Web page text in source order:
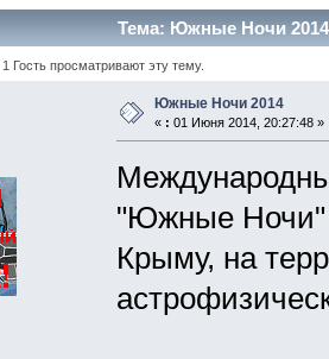
Тема: Южные Ночи 2014
Гость просматривают эту тему.
Южные Ночи 2014
« : 01 Июня 2014, 20:27:48 »
"Южные Ночи"
Крыму, на